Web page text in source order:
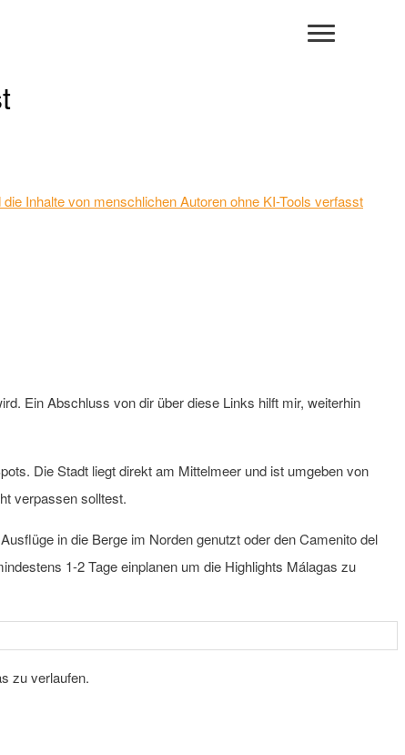
Inhalte von menschlichen Autoren ohne KI-Tools verfasst
Ein Abschluss von dir über diese Links hilft mir, weiterhin
Die Stadt liegt direkt am Mittelmeer und ist umgeben von
verpassen solltest.
in die Berge im Norden genutzt oder den Camenito del
1-2 Tage einplanen um die Highlights Málagas zu
zu verlaufen.